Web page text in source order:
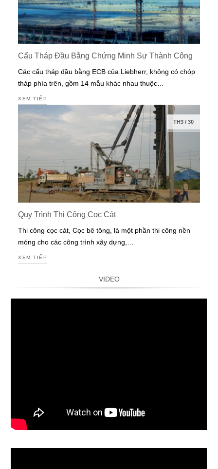
Cẩu Tháp Đầu Bằng Chứng Minh Sự Thành Công
Các cẩu tháp đầu bằng ECB của Liebherr, không có chóp
tháp phía trên, gồm 14 mẫu khác nhau thuộc…
XEM TIẾP
TH3/ 30
Quy Trình Thi Công Cọc Cát
Thi công cọc cát, Cọc bê tông, là một phần thi công nền
móng cho các công trình xây dựng,…
XEM TIẾP
VIDEO